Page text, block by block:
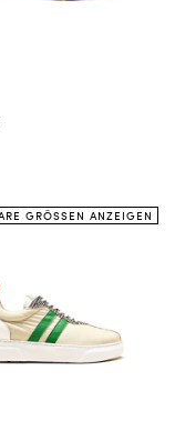
GRÖSSEN ANZEIGEN